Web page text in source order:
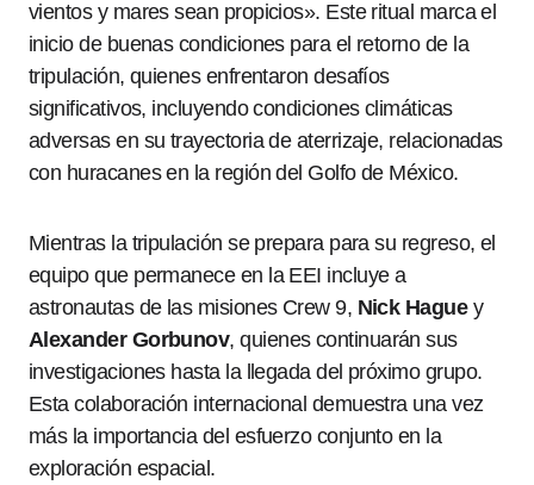
vientos y mares sean propicios». Este ritual marca el
inicio de buenas condiciones para el retorno de la
tripulación, quienes enfrentaron desafíos
significativos, incluyendo condiciones climáticas
adversas en su trayectoria de aterrizaje, relacionadas
con huracanes en la región del Golfo de México.
Mientras la tripulación se prepara para su regreso, el
equipo que permanece en la EEI incluye a
astronautas de las misiones Crew 9, Nick Haguey
Alexander Gorbunov, quienes continuarán sus
investigaciones hasta la llegada del próximo grupo.
Esta colaboración internacional demuestra una vez
más la importancia del esfuerzo conjunto en la
exploración espacial.